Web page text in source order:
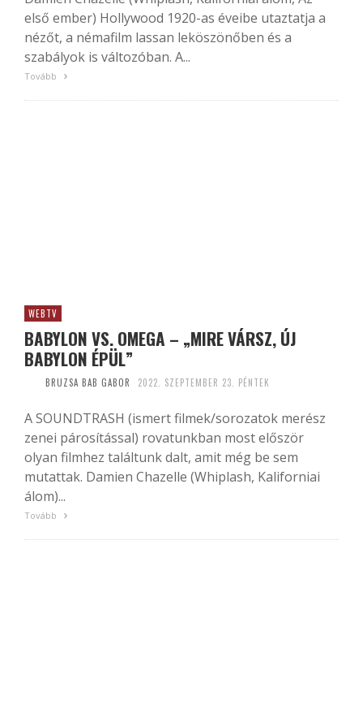
első ember) Hollywood 1920-as éveibe utaztatja a
nézőt, a némafilm lassan leköszönőben és a
szabályok is változóban. A...
Tovább
WEBTV
BABYLON VS. OMEGA – „MIRE VÁRSZ, ÚJ
BABYLON ÉPÜL”
BRUZSA BAB GABOR 2022. SZEPTEMBER 23. PÉNTEK
A SOUNDTRASH (ismert filmek/sorozatok merész
zenei párosítással) rovatunkban most először
olyan filmhez találtunk dalt, amit még be sem
mutattak. Damien Chazelle (Whiplash, Kaliforniai
álom)...
Tovább